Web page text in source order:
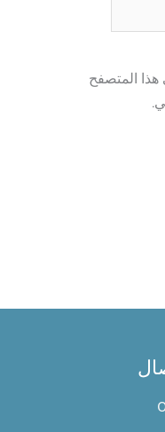
هذا المتصفح